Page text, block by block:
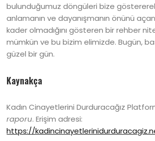
bulunduğumuz döngüleri bize
anlamanın ve dayanışmanın önünü
kader olmadığını gösteren bir rehber
mümkün ve bu bizim elimizde. Bugün,
güzel bir gün.
Kaynakça
Kadın Cinayetlerini Durduracağız
raporu. Erişim adresi:
https://